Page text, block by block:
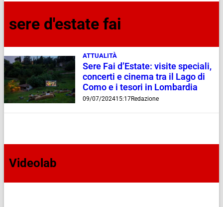
sere d'estate fai
ATTUALITÀ
Sere Fai d’Estate: visite speciali,
concerti e cinema tra il Lago di
Como e i tesori in Lombardia
09/07/202415:17Redazione
Videolab